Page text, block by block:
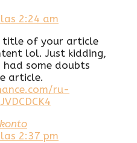
2:24 am
title of your article
lol. Just kidding,
had some doubts
article.
ru-
2:37 pm